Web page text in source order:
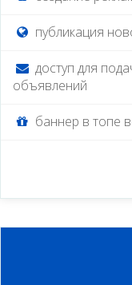
публикация
доступ для
объявлений
баннер в топе